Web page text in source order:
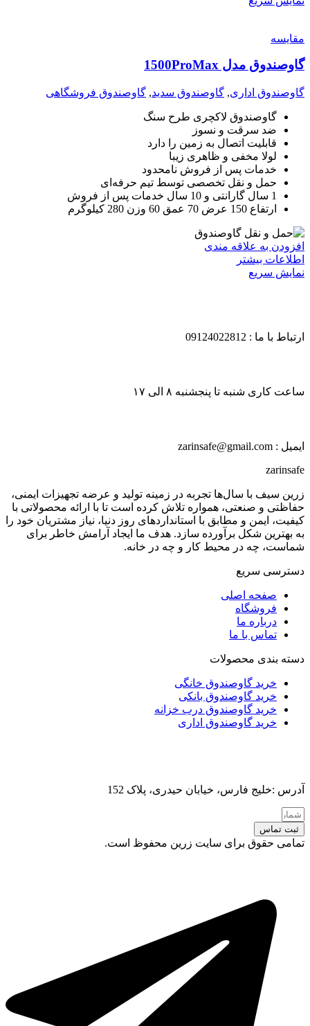
مقايسه
گاوصندوق مدل 1500ProMax
گاوصندوق اداری, گاوصندوق سدید, گاوصندوق فروشگاهی
گاوصندوق لاکچری طرح سنگ
ضد سرقت و نسوز
قابلیت اتصال به زمین را دارد
لولا مخفی و ظاهری زیبا
خدمات پس از فروش نامحدود
حمل و نقل تخصصی توسط تیم حرفه‌ای
1 سال گارانتی و 10 سال خدمات پس از فروش
ارتفاع 150 عرض 70 عمق 60 وزن 280 کیلوگرم
افزودن به علاقه مندی
اطلاعات بیشتر
نمایش سریع
ارتباط با ما : 09124022812
ساعت کاری شنبه تا پنجشنبه ۸ الی ۱۷
ایمیل : zarinsafe@gmail.com
zarinsafe
زرین سیف با سال‌ها تجربه در زمینه تولید و عرضه تجهیزات ایمنی،
حفاظتی و صنعتی، همواره تلاش کرده است تا با ارائه محصولاتی با
کیفیت، ایمن و مطابق با استانداردهای روز دنیا، نیاز مشتریان خود را
به بهترین شکل برآورده سازد. هدف ما ایجاد آرامش خاطر برای
شماست، چه در محیط کار و چه در خانه.
دسترسی سریع
صفحه اصلی
فروشگاه
درباره ما
تماس با ما
دسته بندی محصولات
خرید گاوصندوق خانگی
خرید گاوصندوق بانکی
خرید گاوصندوق درب خزانه
خرید گاوصندوق اداری
آدرس :خلیج فارس، خیابان حیدری، پلاک 152
ثبت تماس
تمامی حقوق برای سایت زرین محفوظ است.